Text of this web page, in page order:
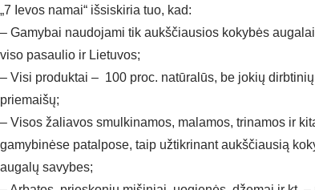
„7 Ievos namai“ išsiskiria tuo, kad:
– Gamybai naudojami tik aukščiausios kokybės
viso pasaulio ir Lietuvos;
– Visi produktai – 100 proc. natūralūs, be jokių
priemaišų;
– Visos žaliavos smulkinamos, malamos, trinamos ir
gamybinėse patalpose, taip užtikrinant aukščiausią
augalų savybes;